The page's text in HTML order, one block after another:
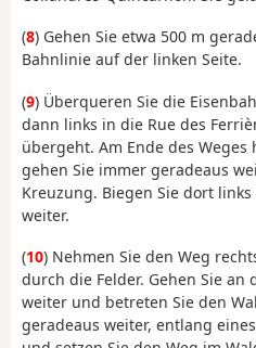
(8) Gehen Sie etwa 500 m
Bahnlinie auf der linken Seite.
(9) Überqueren Sie die
dann links in die Rue des
übergeht. Am Ende des
gehen Sie immer geradeaus
Kreuzung. Biegen Sie dort
weiter.
(10) Nehmen Sie den Weg
durch die Felder. Gehen Sie
weiter und betreten Sie den
geradeaus weiter, entlang